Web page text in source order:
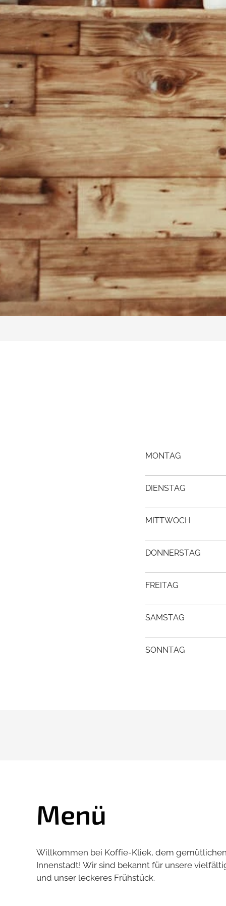
MONTAG
DIENSTAG
MITTWOCH
DONNERSTAG
FREITAG
SAMSTAG
SONNTAG
Menü
Willkommen bei Koffie-Kliek, dem
Innenstadt! Wir sind bekannt für unsere
und unser leckeres Frühstück.